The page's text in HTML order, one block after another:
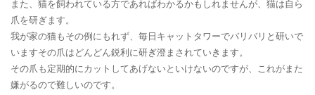
また、猫を飼われている方であればわかるかもしれませんが、猫は自ら
爪を研ぎます。
我が家の猫もその例にもれず、毎日キャットタワーでバリバリと研いで
いますその爪はどんどん鋭利に研ぎ澄まされていきます。
その爪も定期的にカットしてあげないといけないのですが、これがまた
嫌がるので難しいのです。